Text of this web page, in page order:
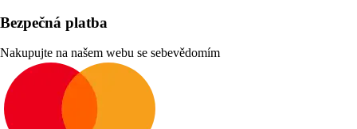
Bezpečná platba
Nakupujte na našem webu se sebevědomím